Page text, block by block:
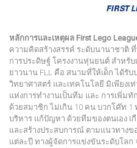
หลักการและเหตุผล First Lego
ความคิดสร้างสรรค์ ระดับนานาชาติ
การประดิษฐ์ โครงงานหุ่นยนต์ สำหรั
ยาวนาน FLL คือ สนามที่ให้เด็ก ได้รั
วิทยาศาสตร์ และเทคโนโลยี มิเพียงเ
แห่งการทำงานเป็นทีม และ การเพิ่ม
ด้วยสมาชิก ไม่เกิน 10 คน บวกโค๊ท 1
บริหาร แก้ปัญหา ด้วยทีมของตนเอง
และสร้างประสบการณ์ ตามแนวทางขอ
แต่ละปี ทางผู้จัดการแข่งขันระดับโล